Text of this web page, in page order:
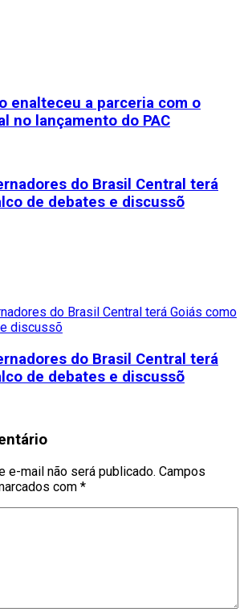
enalteceu a parceria com o
no lançamento do PAC
do Brasil Central terá
de debates e discussõ
do Brasil Central terá
de debates e discussõ
e-mail não será publicado. Campos
com *